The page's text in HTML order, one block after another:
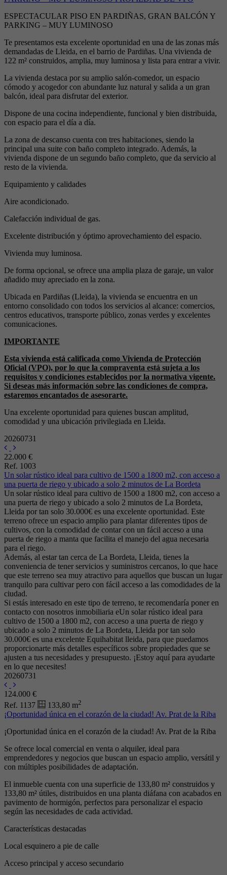
ESPECTACULAR PISO EN PARDIÑAS, GRAN BALCÓN Y
PARKING – MUY LUMINOSO
Te presentamos esta excelente oportunidad en una de las zonas más
demandadas de Lleida, en el barrio de Pardiñas. Una vivienda de
122 m² construidos, amplia, muy luminosa y lista para entrar a vivir.
La vivienda destaca por su amplio salón-comedor, un espacio
cómodo y acogedor con abundante luz natural y salida a un gran
balcón, ideal para disfrutar del exterior.
Dispone de una cocina independiente, funcional y bien distribuida,
con espacio para el día a día.
La zona de descanso cuenta con tres habitaciones, siendo la
principal una suite con baño completo integrado. Además, la
vivienda dispone de un segundo baño completo, que da servicio al
resto de la vivienda.
Equipamiento y calidades
Aire acondicionado.
Calefacción individual de gas.
Excelente distribución y óptimo aprovechamiento del espacio.
Vivienda muy luminosa.
De forma opcional, se ofrece una amplia plaza de garaje, un valor
añadido muy apreciado en la zona.
Ubicada en Pardiñas (Lleida), la vivienda se encuentra en un
entorno consolidado con todos los servicios al alcance: comercios,
centros educativos, transporte público, zonas verdes y excelentes
comunicaciones.
IMPORTANTE
Esta vivienda está calificada como Vivienda de Protección
Oficial (VPO), por lo que la compraventa está sujeta a los
requisitos y condiciones establecidos por la normativa vigente.
Si deseas más información sobre las condiciones de compra,
estaremos encantados de asesorarte.
Una excelente oportunidad para quienes buscan amplitud,
comodidad y una ubicación privilegiada en Lleida.
20260731
22.000 €
Ref. 1003
Un solar rústico ideal para cultivo de 1500 a 1800 m2, con acceso a
una puerta de riego y ubicado a solo 2 minutos de La Bordeta
Un solar rústico ideal para cultivo de 1500 a 1800 m2, con acceso a
una puerta de riego y ubicado a solo 2 minutos de La Bordeta,
Lleida por tan solo 30.000€ es una excelente oportunidad. Este
terreno ofrece un espacio amplio para plantar diferentes tipos de
cultivos, con la comodidad de contar con un fácil acceso a una
puerta de riego a manta que facilita el manejo del agua necesaria
para el riego.
Además, al estar tan cerca de La Bordeta, Lleida, tienes la
conveniencia de tener servicios y suministros cercanos, lo que hace
que este terreno sea muy atractivo para aquellos que buscan un lugar
tranquilo para cultivar pero con fácil acceso a las comodidades de la
ciudad.
Si estás interesado en este tipo de terreno, te recomendaría poner en
contacto con nosotros inmobiliaria eUn solar rústico ideal para
cultivo de 1500 a 1800 m2, con acceso a una puerta de riego y
ubicado a solo 2 minutos de La Bordeta, Lleida por tan solo
30.000€ es una excelente Equihabitat lleida, para que puedamos
proporcionarte más detalles específicos sobre propiedades que se
ajusten a tus necesidades y presupuesto. ¡Estoy aquí para ayudarte
en lo que necesites!
20260731
124.000 €
Ref. 1137
133,80 m2
¡Oportunidad única en el corazón de la ciudad! Av. Prat de la Riba
¡Oportunidad única en el corazón de la ciudad! Av. Prat de la Riba
Se ofrece local comercial en venta o alquiler, ideal para
emprendedores y negocios que buscan un espacio amplio, versátil y
con múltiples posibilidades de adaptación.
El inmueble cuenta con una superficie de 133,80 m² construidos y
133,80 m² útiles, distribuidos en una planta diáfana con acabados en
pavimento de hormigón, perfectos para personalizar el espacio
según las necesidades de cada actividad.
Características destacadas
Local esquinero a pie de calle
Acceso principal y acceso secundario